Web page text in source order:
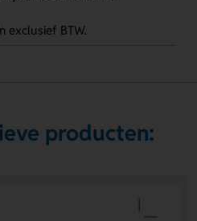
exclusief BTW.
producten: